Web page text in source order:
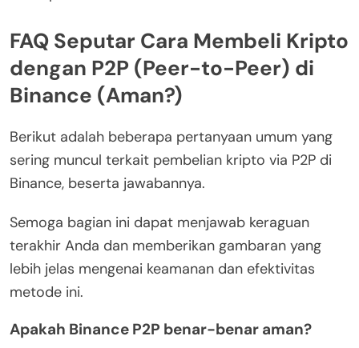
FAQ Seputar Cara Membeli Kripto
dengan P2P (Peer-to-Peer) di
Binance (Aman?)
Berikut adalah beberapa pertanyaan umum yang
sering muncul terkait pembelian kripto via P2P di
Binance, beserta jawabannya.
Semoga bagian ini dapat menjawab keraguan
terakhir Anda dan memberikan gambaran yang
lebih jelas mengenai keamanan dan efektivitas
metode ini.
Apakah Binance P2P benar-benar aman?